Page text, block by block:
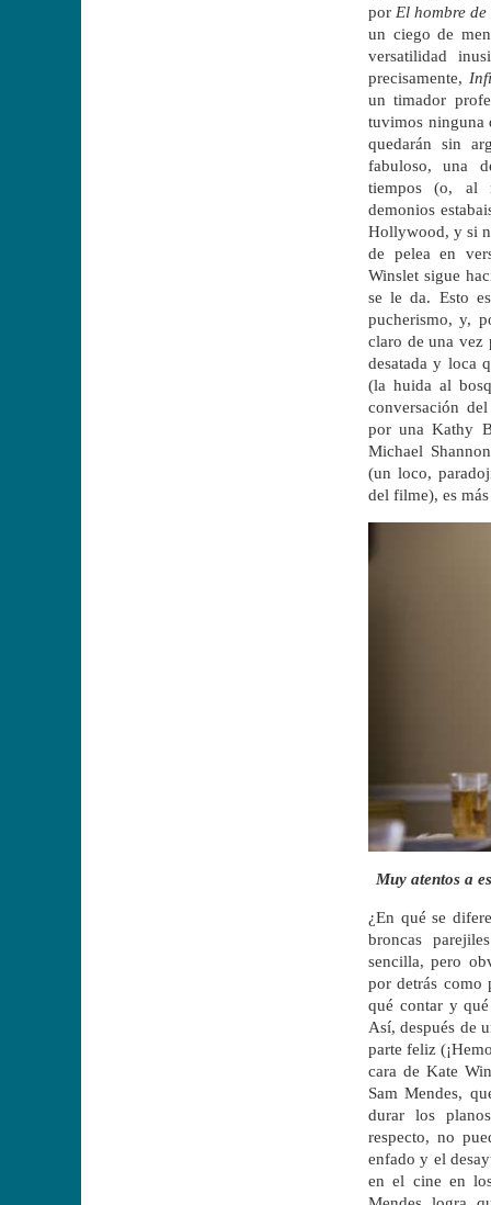
por El hombre
un ciego de
versatilidad
precisamente,
un timador
tuvimos ninguna
quedarán sin
fabuloso, una
tiempos (o, al
demonios
Hollywood, y si
de pelea en
Winslet sigue
se le da. Esto
pucherismo, y,
claro de una vez
desatada y loca
(la huida al
conversación
por una Kathy
Michael
(un loco,
del filme), es
Muy atentos a
¿En qué se
broncas
sencilla, pero
por detrás como
qué contar y
Así, después de
parte feliz
cara de Kate
Sam Mendes,
durar los
respecto, no
enfado y el
en el cine en